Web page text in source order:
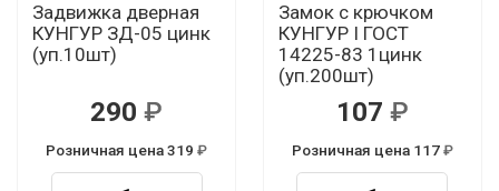
Задвижка дверная
КУНГУР ЗД-05 цинк
(уп.10шт)
290
Розничная цена 319
Замок с крючком
КУНГУР I ГОСТ
14225-83 1цинк
(уп.200шт)
107
Розничная цена 117